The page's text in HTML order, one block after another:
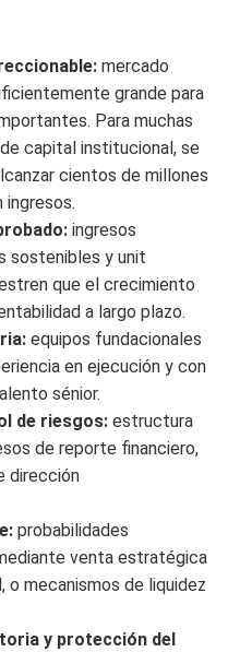
mercado
grande para
Para muchas
capital institucional, se
cientos de millones
ingresos.
ingresos
sostenibles y unit
que el crecimiento
a largo plazo.
equipos fundacionales
en ejecución y con
sénior.
de riesgos: estructura
de reporte financiero,
dirección
probabilidades
venta estratégica
o mecanismos de liquidez
y protección del